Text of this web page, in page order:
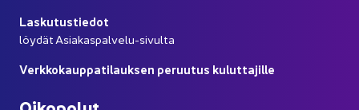
Las­ku­tus­tie­dot
löy­dät Asiakaspalvelu-​sivulta
Verk­ko­kaup­pa­ti­lauk­sen pe­ruu­tus ku­lut­ta­jil­le